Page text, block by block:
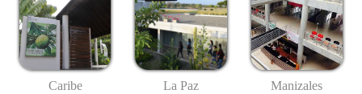
Caribe La Paz Manizales